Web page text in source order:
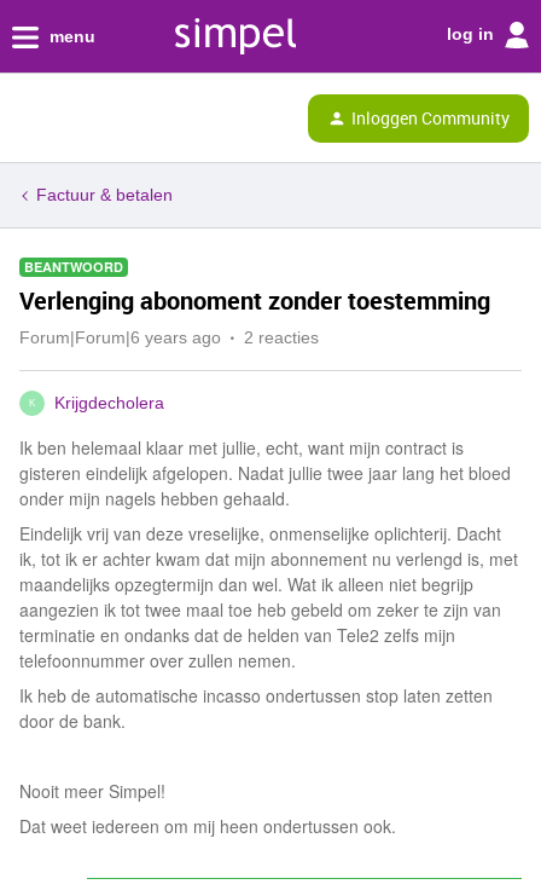
menu log in
Inloggen Community
Factuur & betalen
BEANTWOORD
Verlenging abonoment zonder toestemming
Forum|Forum|6 years ago 2 reacties
K Krijgdecholera
Ik ben helemaal klaar met jullie, echt, want mijn contract is
gisteren eindelijk afgelopen. Nadat jullie twee jaar lang het bloed
onder mijn nagels hebben gehaald.
Eindelijk vrij van deze vreselijke, onmenselijke oplichterij. Dacht
ik, tot ik er achter kwam dat mijn abonnement nu verlengd is, met
maandelijks opzegtermijn dan wel. Wat ik alleen niet begrijp
aangezien ik tot twee maal toe heb gebeld om zeker te zijn van
terminatie en ondanks dat de helden van Tele2 zelfs mijn
telefoonnummer over zullen nemen.
Ik heb de automatische incasso ondertussen stop laten zetten
door de bank.
Nooit meer Simpel!
Dat weet iedereen om mij heen ondertussen ook.